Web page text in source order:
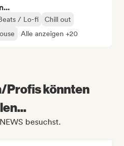
/ Lo-fi
Chill out
Alle anzeigen +20
Profis könnten
besuchst.